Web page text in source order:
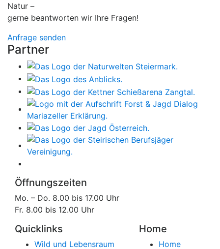
Natur –
gerne beantworten wir Ihre Fragen!
Anfrage senden
Partner
Öffnungszeiten
Mo. – Do. 8.00 bis 17.00 Uhr
Fr. 8.00 bis 12.00 Uhr
Quicklinks
Wild und Lebensraum
Home
Home